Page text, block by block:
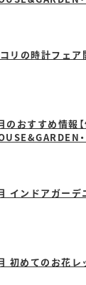
リの時計フェア
のおすすめ情報【
インドアガーデ
初めてのお花レ